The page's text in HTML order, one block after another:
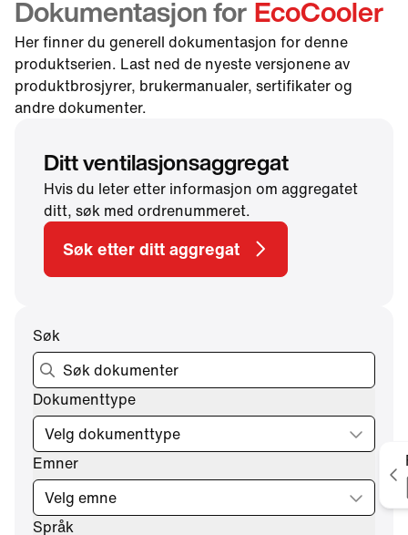
Dokumentasjon for EcoCooler
Her finner du generell dokumentasjon for denne
produktserien. Last ned de nyeste versjonene av
produktbrosjyrer, brukermanualer, sertifikater og
andre dokumenter.
Ditt ventilasjonsaggregat
Hvis du leter etter informasjon om aggregatet
ditt, søk med ordrenummeret.
Søk etter ditt aggregat
Søk
Dokumenttype
Velg dokumenttype
Emner
Velg emne
Språk